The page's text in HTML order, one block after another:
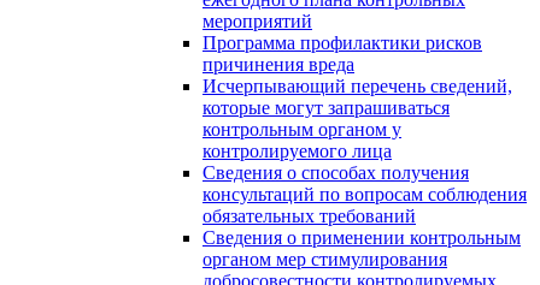
мероприятий
Программа профилактики рисков
причинения вреда
Исчерпывающий перечень сведений,
которые могут запрашиваться
контрольным органом у
контролируемого лица
Сведения о способах получения
консультаций по вопросам соблюдения
обязательных требований
Сведения о применении контрольным
органом мер стимулирования
добросовестности контролируемых